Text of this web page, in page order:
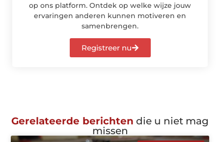
op ons platform. Ontdek op welke wijze jouw
ervaringen anderen kunnen motiveren en
samenbrengen.
Registreer nu
Gerelateerde berichten die u niet mag
missen